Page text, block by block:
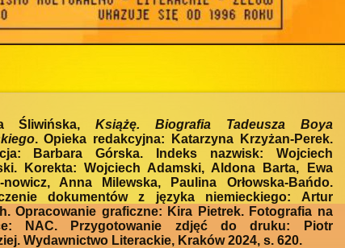
Śliwińska,Książę. Biografia Tadeusza Boya
. Opieka redakcyjna: Katarzyna Krzyżan-Perek.
Barbara Górska. Indeks nazwisk: Wojciech
Korekta: Wojciech Adamski, Aldona Barta, Ewa
nowicz, Anna Milewska, Paulina Orłowska-Bańdo.
dokumentów z języka niemieckiego: Artur
Opracowanie graficzne: Kira Pietrek. Fotografia na
NAC. Przygotowanie zdjęć do druku: Piotr
Wydawnictwo Literackie, Kraków 2024, s. 620.